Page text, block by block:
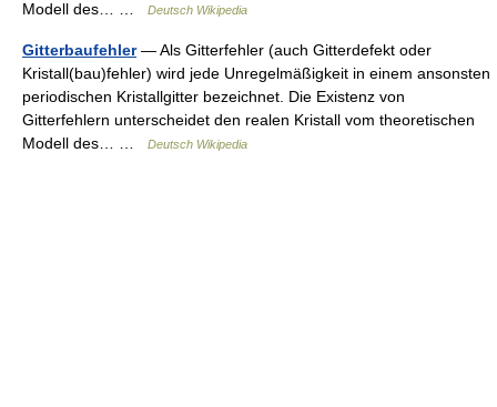
Modell des… …
Deutsch Wikipedia
Gitterbaufehler— Als Gitterfehler (auch Gitterdefekt oder
Kristall(bau)fehler) wird jede Unregelmäßigkeit in einem ansonsten
periodischen Kristallgitter bezeichnet. Die Existenz von
Gitterfehlern unterscheidet den realen Kristall vom theoretischen
Modell des… …
Deutsch Wikipedia